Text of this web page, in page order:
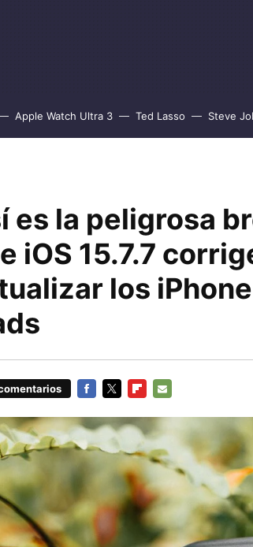
Apple Watch Ultra 3 Ted Lasso Steve
es la peligrosa
iOS 15.7.7
los